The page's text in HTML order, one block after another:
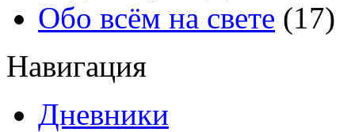
Обо всём на свете (17)
Навигация
Дневники